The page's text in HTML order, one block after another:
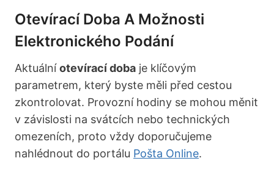
Otevírací Doba A Možnosti
Elektronického Podání
Aktuálníotevírací doba je klíčovým
parametrem, který byste měli před cestou
zkontrolovat. Provozní hodiny se mohou měnit
v závislosti na svátcích nebo technických
omezeních, proto vždy doporučujeme
nahlédnout do portálu Pošta Online.